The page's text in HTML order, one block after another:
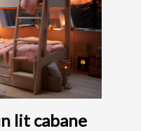
lit cabane